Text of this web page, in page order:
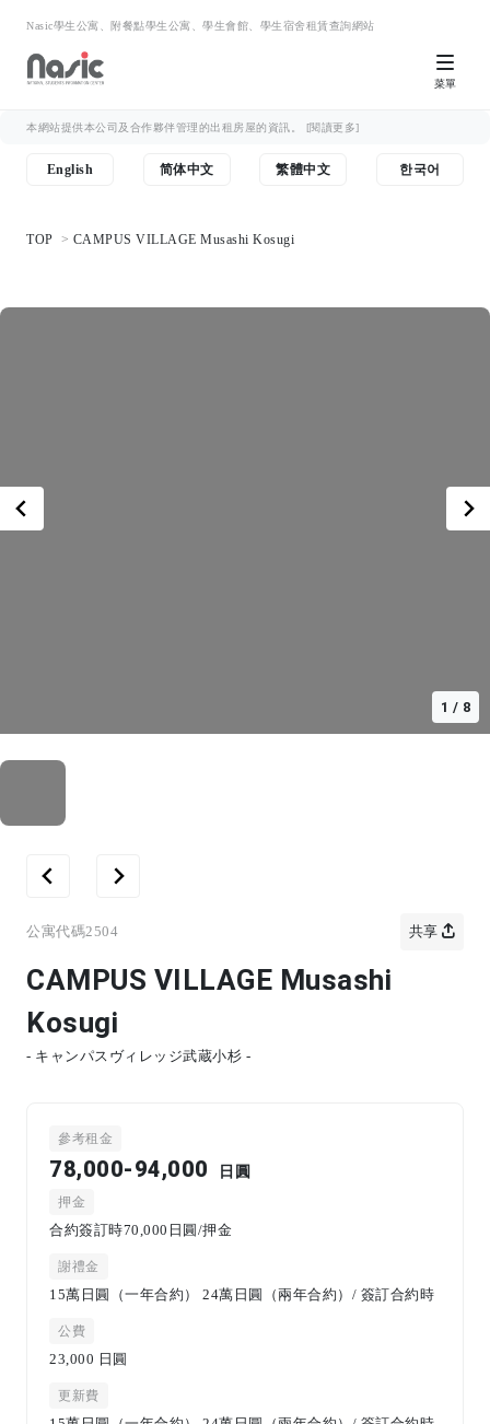
Nasic學生公寓、附餐點學生公寓、學生會館、學生宿舍租賃查詢網站
菜單
本網站提供本公司及合作夥伴管理的出租房屋的資訊。 [閱讀更多]
English 简体中文 繁體中文 한국어
TOP CAMPUS VILLAGE Musashi Kosugi
1 / 8
公寓代碼2504 共享
CAMPUS VILLAGE Musashi
Kosugi
- キャンパスヴィレッジ武蔵小杉 -
參考租金
78,000-94,000 日圓
押金
合約簽訂時70,000日圓/押金
謝禮金
15萬日圓（一年合約） 24萬日圓（兩年合約）/ 簽訂合約時
公費
23,000 日圓
更新費